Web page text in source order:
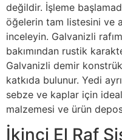
değildir. İşleme
öğelerin tam listesini ve
inceleyin. Galvanizli
bakımından rustik
Galvanizli demir
katkıda bulunur. Yedi
sebze ve kaplar için
malzemesi ve ürün
İkinci El Raf